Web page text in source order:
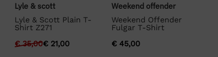
Lyle & scott
Lyle & Scott Plain T-
Shirt Z271
€35,00€ 21,00
Weekend offender
Weekend Offender
Fulgar T-Shirt
€ 45,00